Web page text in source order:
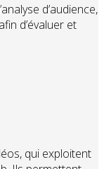
d’audience,
d’évaluer et
qui exploitent